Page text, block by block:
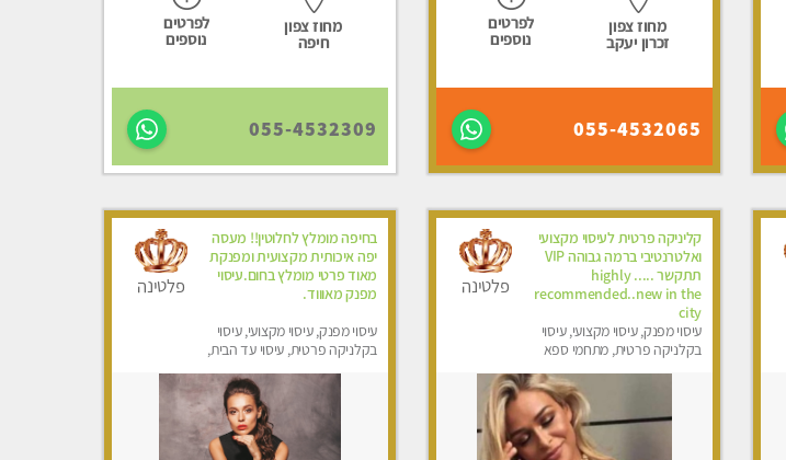
מחוז צפון
זכרון יעקב
לפרטים
נוספים
055-4532065
מחוז צפון
חיפה
לפרטים
נוספים
055-4532309
קליניקה פרטית לעיסוי מקצועי
ואלטרנטיבי ברמה גבוהה VIP
תתקשר ..... highly
recommended..new in the
city
עיסוי מפנק, עיסוי מקצועי, עיסוי
בקלניקה פרטית, מתחמי ספא
הבית, עיסוי טנטרה, עיסוי מגבר
לגבר, עיסוי מגבר לאישה
פלטינה
בחיפה מומלץ לחלוטין!! מעסה
יפה איכותית מקצועית ומפנקת
מאוד פרטי מומלץ בחום.עיסוי
מפנק מאוווד.
עיסוי מפנק, עיסוי מקצועי, עיסוי
בקלניקה פרטית, עיסוי עד הבית,
פלטינה